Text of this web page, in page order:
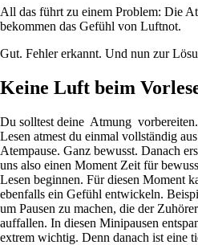
All das führt zu einem Problem: Die
bekommen das Gefühl von Luftnot.
Gut. Fehler erkannt. Und nun zur
Keine Luft beim
Du solltest deine Atmung
Lesen atmest du einmal vollständig
Atempause. Ganz bewusst. Danach
uns also einen Moment Zeit für
Lesen beginnen. Für diesen Moment
ebenfalls ein Gefühl entwickeln.
um Pausen zu machen, die der
auffallen. In diesen Minipausen
extrem wichtig. Denn danach ist eine